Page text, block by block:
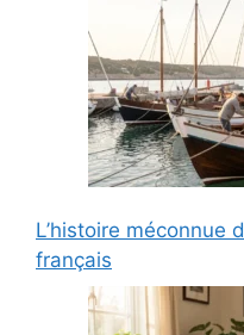
L’histoire méconnue
français